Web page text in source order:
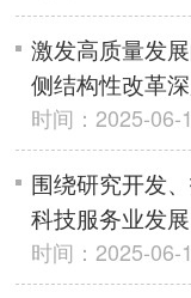
激发高质量发
侧结构性改革
时间：2025-06-
围绕研究开发
科技服务业发
时间：2025-06-